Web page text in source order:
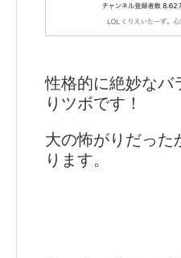
性格的に絶妙なバ
りツボです！
大の怖がりだった
ります。